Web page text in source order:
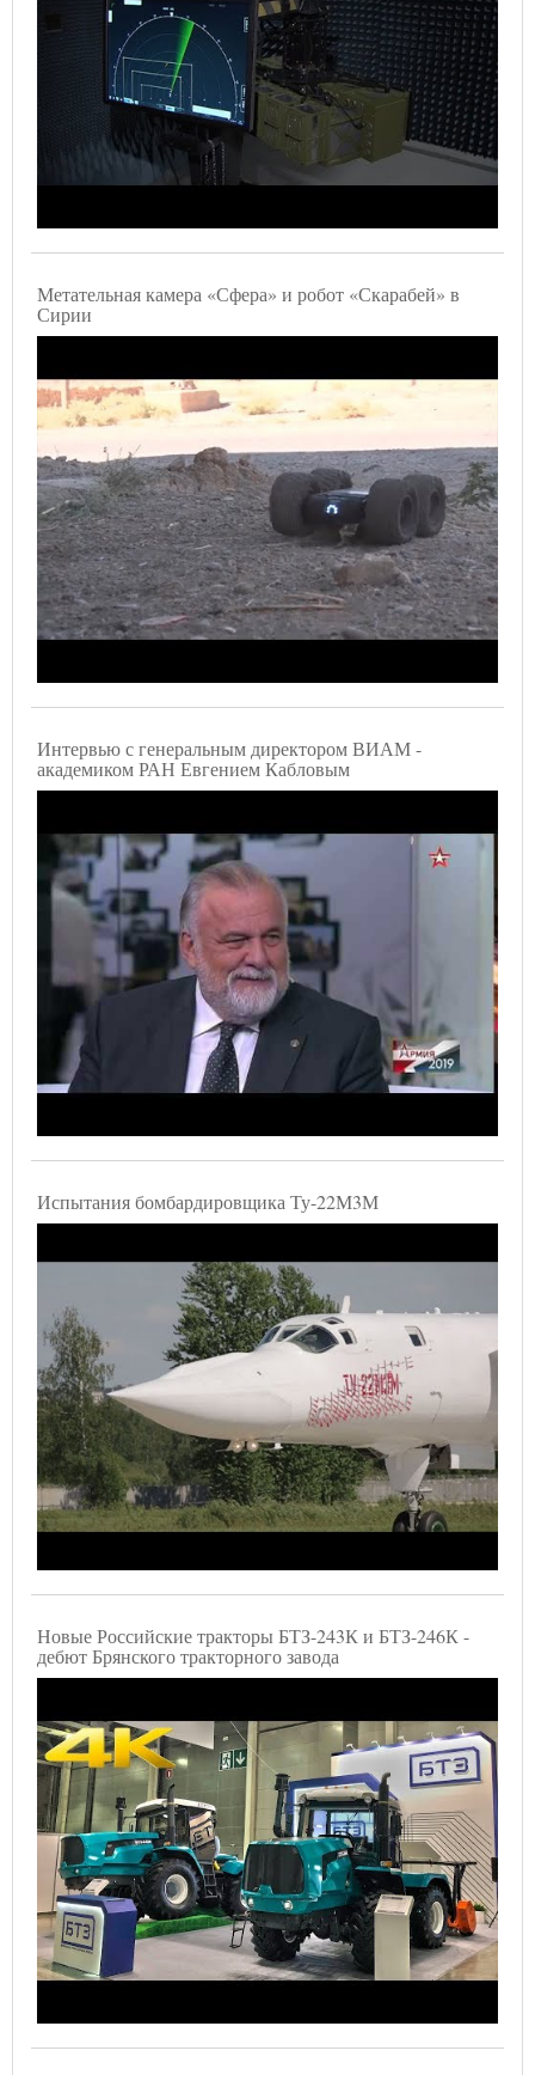
Метательная камера «Сфера» и робот «Скарабей» в
Сирии
Интервью с генеральным директором ВИАМ -
академиком РАН Евгением Кабловым
Испытания бомбардировщика Ту-22М3М
Новые Российские тракторы БТЗ-243К и БТЗ-246К -
дебют Брянского тракторного завода